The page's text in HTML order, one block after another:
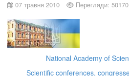
07 травня 2010
Перегляди: 50170
National Academy of
Scientific conferences,